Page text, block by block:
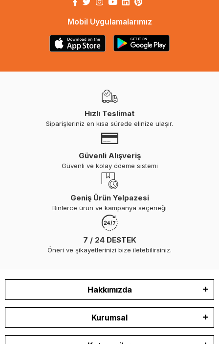
Mobil Uygulamalarımız
Hızlı Teslimat
Siparişleriniz en kısa sürede elinize ulaşır.
Güvenli Alışveriş
Güvenli ve kolay ödeme sistemi
Geniş Ürün Yelpazesi
Binlerce ürün ve kampanya seçeneği
7 / 24 DESTEK
Öneri ve şikayetlerinizi bize iletebilirsiniz.
Hakkımızda
Kurumsal